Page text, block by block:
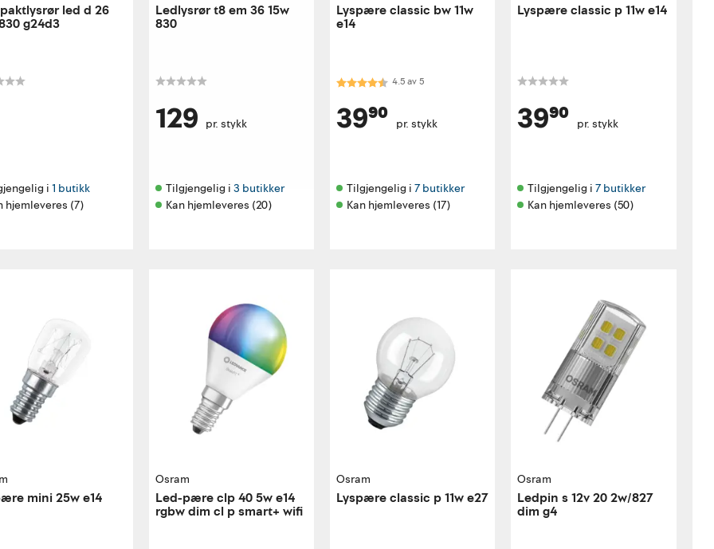
led d 26
g24d3
i 1 butikk
hjemleveres (7)
Ledlysrør t8 em 36 15w
830
129 pr. stykk
Tilgjengelig i 3 butikker
Kan hjemleveres (20)
Lyspære classic bw 11w
e14
Karakter:4.5 av 5 mulige
4.5av5
39⁹⁰ pr. stykk
Tilgjengelig i 7 butikker
Kan hjemleveres (17)
Lyspære classic p 11w e14
39⁹⁰ pr. stykk
Tilgjengelig i 7 butikker
Kan hjemleveres (50)
mini 25w e14
Osram
Led-pære clp 40 5w e14
rgbw dim cl p smart+ wifi
Osram
Lyspære classic p 11w e27
Osram
Ledpin s 12v 20 2w/827
dim g4